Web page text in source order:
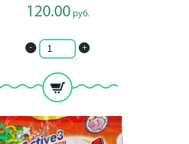
120.00руб.
- +